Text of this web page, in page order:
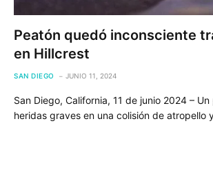
Peatón quedó inconsciente
en Hillcrest
SAN DIEGO JUNIO 11, 2024
San Diego, California, 11 de junio 2024 –
heridas graves en una colisión de atropello